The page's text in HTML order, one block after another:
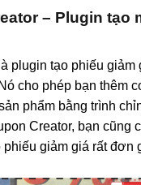
– Plugin tạo
plugin tạo phiếu giảm
cho phép bạn thêm
phẩm bằng trình
Creator, bạn cũng
phiếu giảm giá rất đơn